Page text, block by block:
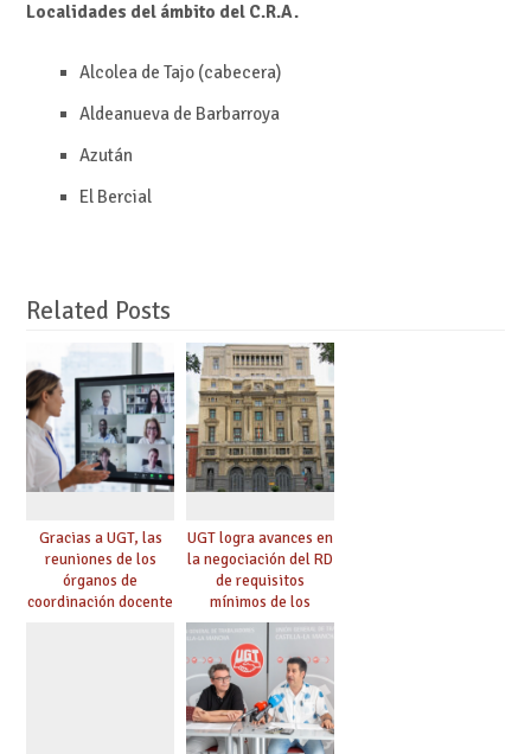
Localidades del ámbito del C.R.A.
Alcolea de Tajo (cabecera)
Aldeanueva de Barbarroya
Azután
El Bercial
Related Posts
Gracias a UGT, las
reuniones de los
órganos de
coordinación docente
UGT logra avances en
la negociación del RD
de requisitos
mínimos de los
centros educativos y
exige al Ministerio
que los compromisos
se materialicen con
la mayor agilidad
posible